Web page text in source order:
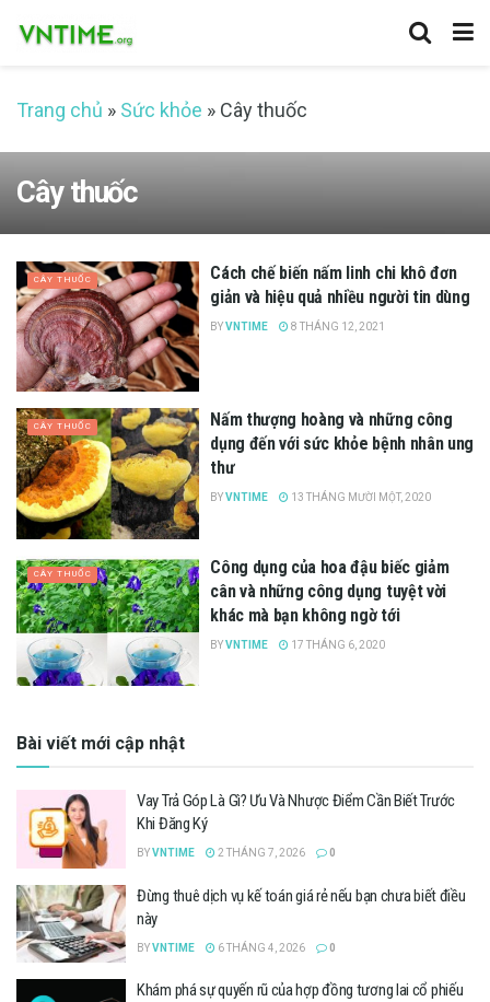
Trang chủ » Sức khỏe » Cây thuốc
Cây thuốc
CÂY THUỐC
Cách chế biến nấm linh chi khô đơn
giản và hiệu quả nhiều người tin dùng
BYVNTIME 8 THÁNG 12, 2021
CÂY THUỐC
Nấm thượng hoàng và những công
dụng đến với sức khỏe bệnh nhân ung
thư
BYVNTIME 13 THÁNG MƯỜI MỘT, 2020
CÂY THUỐC
Công dụng của hoa đậu biếc giảm
cân và những công dụng tuyệt vời
khác mà bạn không ngờ tới
BYVNTIME 17 THÁNG 6, 2020
Bài viết mới cập nhật
Vay Trả Góp Là Gì? Ưu Và Nhược Điểm Cần Biết Trước
Khi Đăng Ký
BYVNTIME 2 THÁNG 7, 2026 0
Đừng thuê dịch vụ kế toán giá rẻ nếu bạn chưa biết điều
này
BYVNTIME 6 THÁNG 4, 2026 0
Khám phá sự quyến rũ của hợp đồng tương lai cổ phiếu